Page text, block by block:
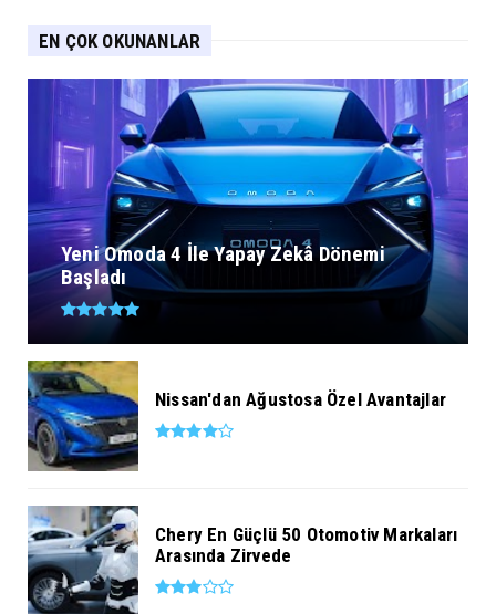
EN ÇOK OKUNANLAR
Yeni Omoda 4 İle Yapay Zekâ Dönemi
Başladı
Nissan'dan Ağustosa Özel Avantajlar
Chery En Güçlü 50 Otomotiv Markaları
Arasında Zirvede